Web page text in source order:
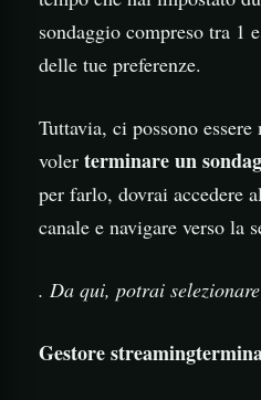
sondaggio compreso tra 1
delle tue preferenze.
Tuttavia, ci possono
voler terminare un
per farlo, dovrai accedere
canale e navigare verso la
. Da qui, potrai
Gestore streaming